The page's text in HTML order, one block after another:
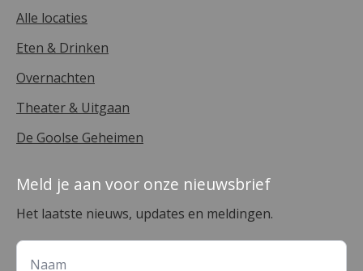
Alle locaties
Eten & Drinken
Overnachten
Theater & Uitgaan
De Goolse Geheimen
Meld je aan voor onze nieuwsbrief
Het laatste nieuws, updates en meldingen.